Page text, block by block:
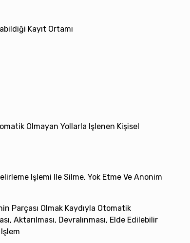
Kayıt Ortamı
Olmayan Yollarla Işlenen Kişisel
Işlemi Ile Silme, Yok Etme Ve Anonim
Parçası Olmak Kaydıyla Otomatik
Aktarılması, Devralınması, Elde Edilebilir